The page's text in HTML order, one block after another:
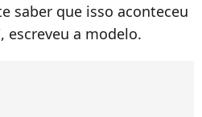
saber que isso aconteceu
escreveu a modelo.